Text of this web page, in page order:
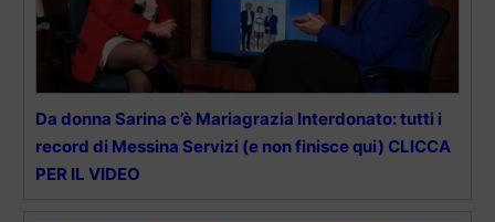
Da donna Sarina c’è Mariagrazia Interdonato: tutti i
record di Messina Servizi (e non finisce qui) CLICCA
PER IL VIDEO